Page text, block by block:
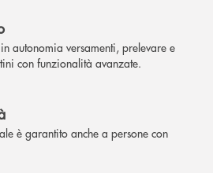
autonomia versamenti, prelevare e
con funzionalità avanzate.
è garantito anche a persone con